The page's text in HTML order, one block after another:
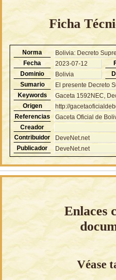
Ficha
Norma
Bolivia: Decreto
Fecha
2023-07-12
Dominio
Bolivia
Sumario
El presente Decreto
Keywords
Gaceta 1592NEC,
Origen
http://
Referencias
Gaceta Oficial de
Creador
Contribuidor
DeveNet.net
Publicador
DeveNet.net
Enlaces
Véase